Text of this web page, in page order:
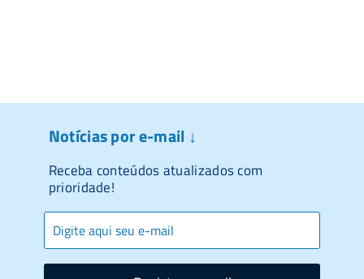
Notícias por e-mail ↓
Receba conteúdos atualizados com
prioridade!